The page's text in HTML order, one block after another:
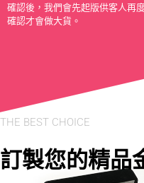
確認後，我們會先起版供客人再
確認才會做大貨。
THE BEST CHOICE
訂製您的精品